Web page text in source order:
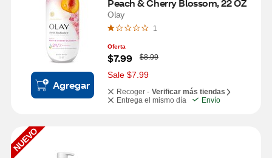
Agregar
Peach & Cherry Blossom, 22 OZ
Olay
1
Oferta
$7.99
W
a
s
$8.99
Sale $7.99
Recoger - Verificar más tiendas
Entrega el mismo día
Envío
NUEVO